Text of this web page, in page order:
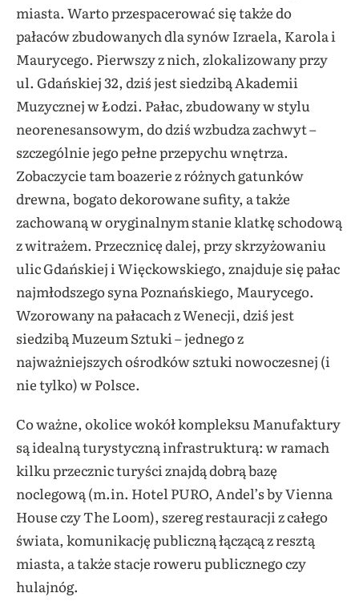
miasta. Warto przespacerować się także do
pałaców zbudowanych dla synów Izraela, Karola i
Maurycego. Pierwszy z nich, zlokalizowany przy
ul. Gdańskiej 32, dziś jest siedzibą Akademii
Muzycznej w Łodzi. Pałac, zbudowany w stylu
neorenesansowym, do dziś wzbudza zachwyt –
szczególnie jego pełne przepychu wnętrza.
Zobaczycie tam boazerie z różnych gatunków
drewna, bogato dekorowane sufity, a także
zachowaną w oryginalnym stanie klatkę schodową
z witrażem. Przecznicę dalej, przy skrzyżowaniu
ulic Gdańskiej i Więckowskiego, znajduje się pałac
najmłodszego syna Poznańskiego, Maurycego.
Wzorowany na pałacach z Wenecji, dziś jest
siedzibą Muzeum Sztuki – jednego z
najważniejszych ośrodków sztuki nowoczesnej (i
nie tylko) w Polsce.
Co ważne, okolice wokół kompleksu Manufaktury
są idealną turystyczną infrastrukturą: w ramach
kilku przecznic turyści znajdą dobrą bazę
noclegową (m.in. Hotel PURO, Andel’s by Vienna
House czy The Loom), szereg restauracji z całego
świata, komunikację publiczną łączącą z resztą
miasta, a także stacje roweru publicznego czy
hulajnóg.